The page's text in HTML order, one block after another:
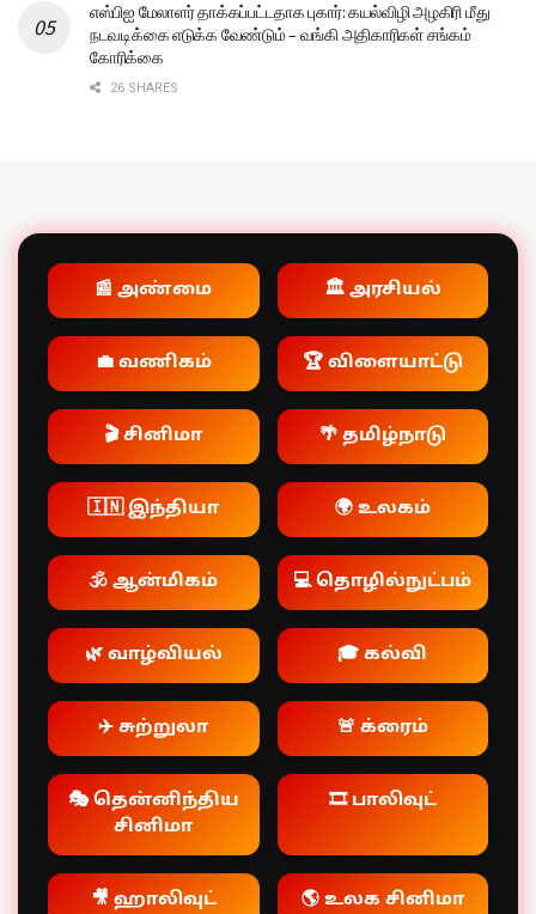
எஸ்பிஐ மேலாளர் தாக்கப்பட்டதாக புகார்: கயல்விழி அழகிரி மீது
நடவடிக்கை எடுக்க வேண்டும் – வங்கி அதிகாரிகள் சங்கம்
கோரிக்கை
26 SHARES
📰 அண்மை 🏛️ அரசியல்
💼 வணிகம் 🏆 விளையாட்டு
🎬 சினிமா 🌴 தமிழ்நாடு
🇮🇳 இந்தியா 🌍 உலகம்
🕉️ ஆன்மிகம் 💻 தொழில்நுட்பம்
🌿 வாழ்வியல் 🎓 கல்வி
✈️ சுற்றுலா 🚨 க்ரைம்
🎭 தென்னிந்திய
சினிமா
🎞️ பாலிவுட்
🎥 ஹாலிவுட் 🌎 உலக சினிமா